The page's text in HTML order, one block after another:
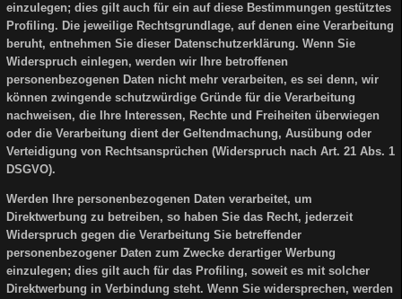
einzulegen; dies gilt auch für ein auf diese Bestimmungen gestütztes
Profiling. Die jeweilige Rechtsgrundlage, auf denen eine Verarbeitung
beruht, entnehmen Sie dieser Datenschutzerklärung. Wenn Sie
Widerspruch einlegen, werden wir Ihre betroffenen
personenbezogenen Daten nicht mehr verarbeiten, es sei denn, wir
können zwingende schutzwürdige Gründe für die Verarbeitung
nachweisen, die Ihre Interessen, Rechte und Freiheiten überwiegen
oder die Verarbeitung dient der Geltendmachung, Ausübung oder
Verteidigung von Rechtsansprüchen (Widerspruch nach Art. 21 Abs. 1
DSGVO).
Werden Ihre personenbezogenen Daten verarbeitet, um
Direktwerbung zu betreiben, so haben Sie das Recht, jederzeit
Widerspruch gegen die Verarbeitung Sie betreffender
personenbezogener Daten zum Zwecke derartiger Werbung
einzulegen; dies gilt auch für das Profiling, soweit es mit solcher
Direktwerbung in Verbindung steht. Wenn Sie widersprechen, werden